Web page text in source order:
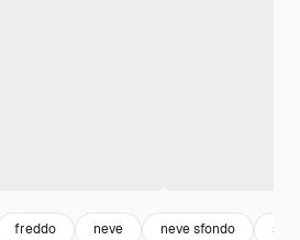
freddo neve neve sfondo